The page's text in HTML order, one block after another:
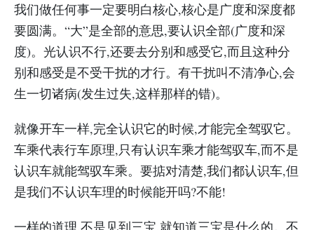
我们做任何事一定要明白核心,核心是广度和深度都
要圆满。“大”是全部的意思,要认识全部(广度和深
度)。光认识不行,还要去分别和感受它,而且这种分
别和感受是不受干扰的才行。有干扰叫不清净心,会
生一切诸病(发生过失,这样那样的错)。
就像开车一样,完全认识它的时候,才能完全驾驭它。
车乘代表行车原理,只有认识车乘才能驾驭车,而不是
认识车就能驾驭车乘。要掂对清楚,我们都认识车,但
是我们不认识车理的时候能开吗?不能!
一样的道理,不是见到三宝,就知道三宝是什么的。不